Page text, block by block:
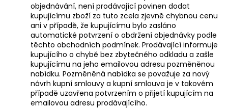
objednávání, není prodávající povinen dodat
kupujícímu zboží za tuto zcela zjevně chybnou cenu
ani v případě, že kupujícímu bylo zasláno
automatické potvrzení o obdržení objednávky podle
těchto obchodních podmínek. Prodávající informuje
kupujícího o chybě bez zbytečného odkladu a zašle
kupujícímu na jeho emailovou adresu pozměněnou
nabídku. Pozměněná nabídka se považuje za nový
návrh kupní smlouvy a kupní smlouva je v takovém
případě uzavřena potvrzením o přijetí kupujícím na
emailovou adresu prodávajícího.